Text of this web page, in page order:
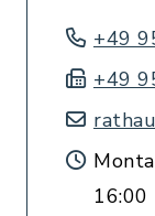
+49
+49
16:00